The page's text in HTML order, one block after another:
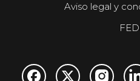
Aviso legal y